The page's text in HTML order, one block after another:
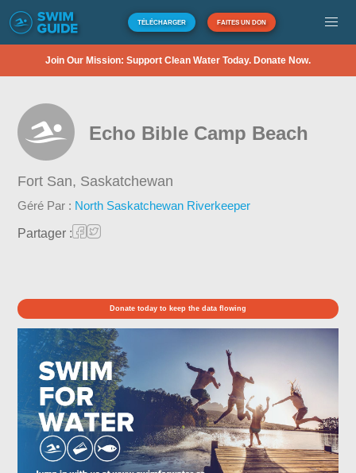
TÉLÉCHARGER FAITES UN DON
Join Our Mission: Support Clean Water Today. Donate Now.
Echo Bible Camp Beach
Fort San, Saskatchewan
Géré Par : North Saskatchewan Riverkeeper
Partager :
Donate today to keep the data flowing